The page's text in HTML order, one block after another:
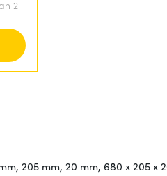
2
205 mm, 20 mm, 680 x 205 x